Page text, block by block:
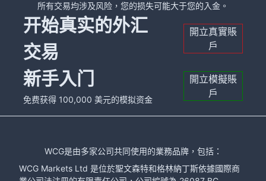
所有交易均涉及风险，您的损失可能大于您的入金。
开始真实的外汇
交易
開立真實賬
戶
新手入门
免费获得 100,000 美元的模拟资金
開立模擬賬
戶
WCG是由多家公司共同使用的業務品牌，包括：
WCG Markets Ltd 是位於聖文森特和格林納丁斯依據國際商